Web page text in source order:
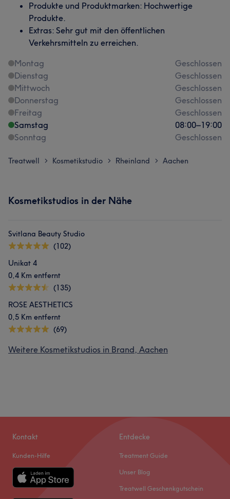
Produkte und Produktmarken: Hochwertige
Produkte.
Extras: Sehr gut mit den öffentlichen
Verkehrsmitteln zu erreichen.
Montag
Geschlossen
Dienstag
Geschlossen
Mittwoch
Geschlossen
Donnerstag
Geschlossen
Freitag
Geschlossen
Samstag
08:00–19:00
Sonntag
Geschlossen
Treatwell > Kosmetikstudio > Rheinland > Aachen
Kosmetikstudios in der Nähe
Svitlana Beauty Studio
(102)
Unikat 4
0,4 Km entfernt
(135)
ROSE AESTHETICS
0,5 Km entfernt
(69)
Weitere Kosmetikstudios in Brand, Aachen
Kontakt
Kunden-Hilfe
Entdecke
Treatment Guide
Unser Blog
Treatwell Geschenkgutschein